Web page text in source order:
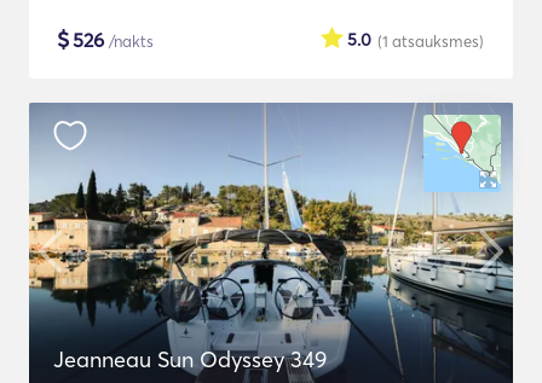
$526 /nakts (1 atsauksmes)
5.0
Jeanneau Sun Odyssey 349